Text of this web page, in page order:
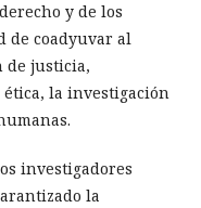
y de los
de coadyuvar al
de justicia,
la investigación
investigadores
la